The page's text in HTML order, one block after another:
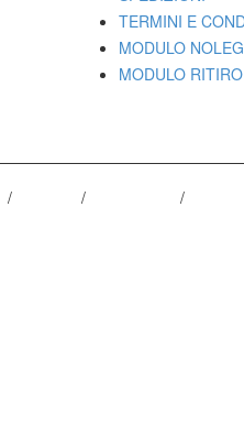
TERMINI E
MODULO
MODULO RITIRO